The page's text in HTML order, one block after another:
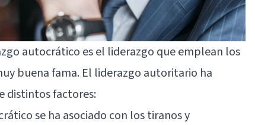
autocrático es el liderazgo que emplean los
buena fama. El liderazgo autoritario ha
distintos factores:
se ha asociado con los tiranos y